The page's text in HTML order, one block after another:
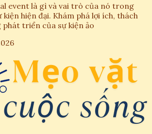
event là gì và vai trò của nó trong
hiện đại. Khám phá lợi ích, thách
phát triển của sự kiện ảo